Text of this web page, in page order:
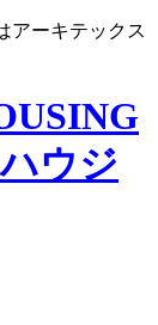
アーキテックス